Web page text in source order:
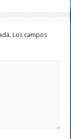
Los campos